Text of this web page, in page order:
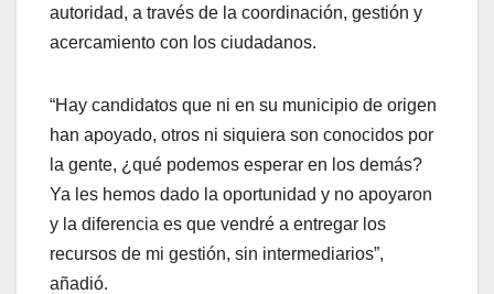
autoridad, a través de la coordinación, gestión y
acercamiento con los ciudadanos.
“Hay candidatos que ni en su municipio de origen
han apoyado, otros ni siquiera son conocidos por
la gente, ¿qué podemos esperar en los demás?
Ya les hemos dado la oportunidad y no apoyaron
y la diferencia es que vendré a entregar los
recursos de mi gestión, sin intermediarios”,
añadió.